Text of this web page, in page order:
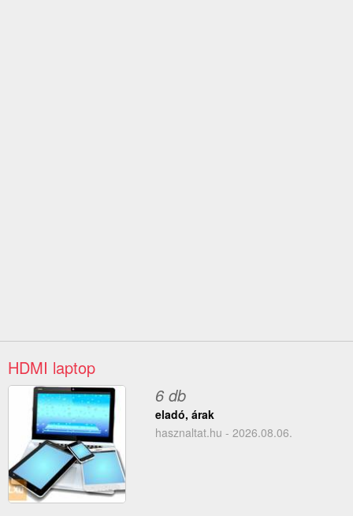
HDMI laptop
6 db
eladó, árak
hasznaltat.hu - 2026.08.06.